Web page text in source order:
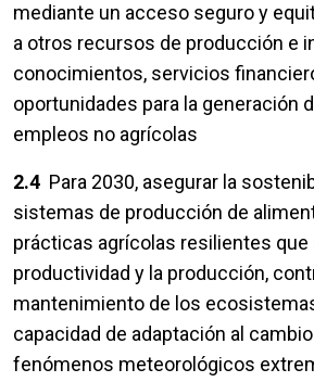
mediante un acceso seguro y
a otros recursos de producción e
conocimientos, servicios
oportunidades para la generación
empleos no agrícolas
2.4 Para 2030, asegurar la
sistemas de producción de
prácticas agrícolas resilientes que
productividad y la producción,
mantenimiento de los
capacidad de adaptación al
fenómenos meteorológicos